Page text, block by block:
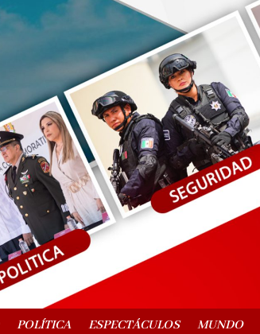
POLÍTICA ESPECTÁCULOS MUNDO